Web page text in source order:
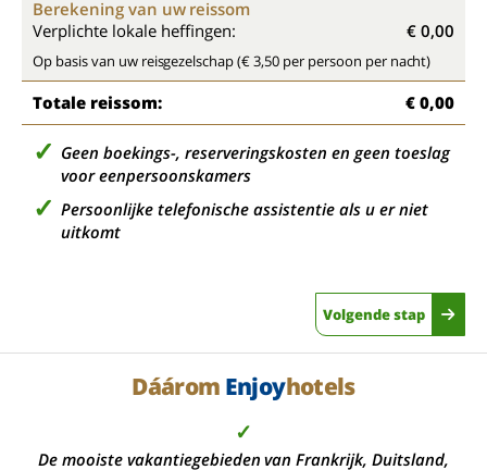
Berekening van uw reissom
Verplichte lokale heffingen:
€ 0,00
Op basis van uw reisgezelschap (€ 3,50 per persoon per nacht)
Totale reissom: € 0,00
Geen boekings-, reserveringskosten en geen toeslag
voor eenpersoonskamers
Persoonlijke telefonische assistentie als u er niet
uitkomt
Volgende stap
Dáárom Enjoyhotels
✓
De mooiste vakantiegebieden van Frankrijk, Duitsland,